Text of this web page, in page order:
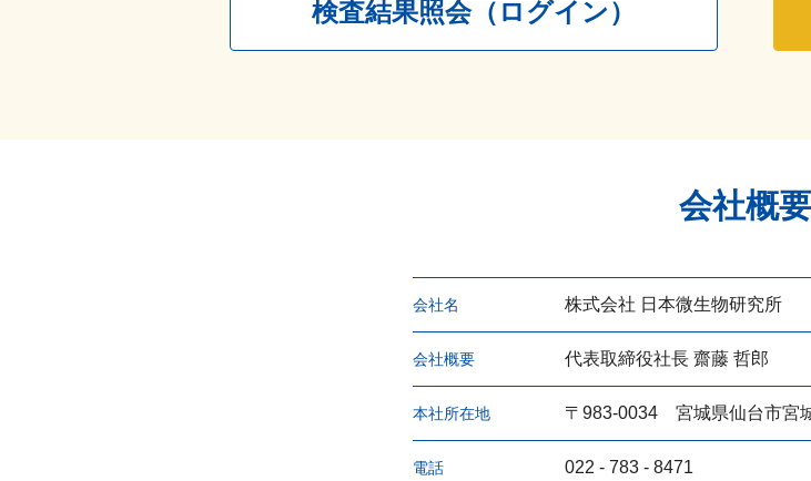
検査結果照会（ログイン）
会社概要
会社名 株式会社 日本微生物研究所
会社概要 代表取締役社長 齋藤 哲郎
本社所在地 〒983-0034 宮城県仙台市宮
電話 022 - 783 - 8471